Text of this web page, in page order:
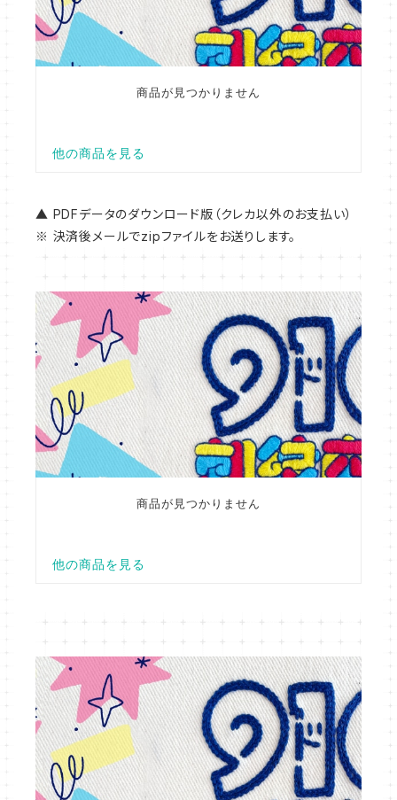
▲ PDFデータのダウンロード版（クレカ以外のお支払い）
※ 決済後メールでzipファイルをお送りします。